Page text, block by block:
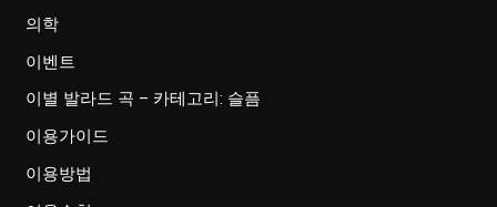
의학
이벤트
이별 발라드 곡 – 카테고리: 슬픔
이용가이드
이용방법